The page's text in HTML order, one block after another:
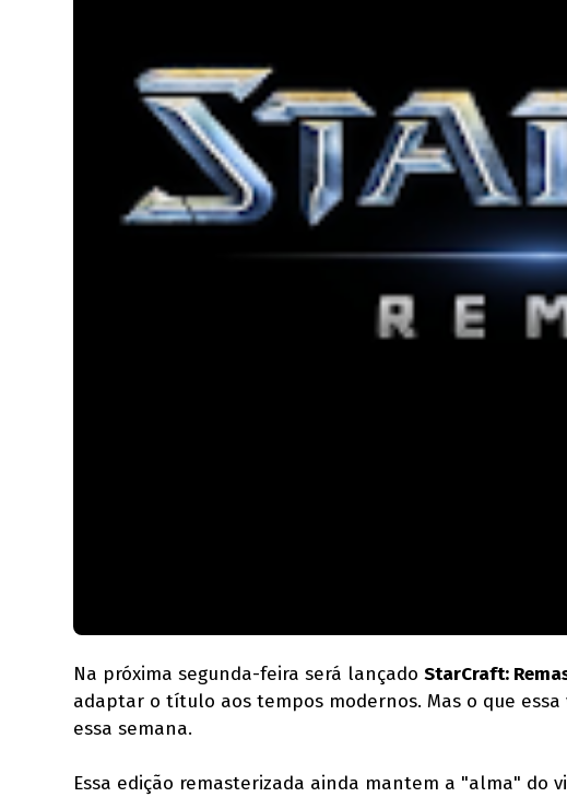
Na próxima segunda-feira será lançadoStarCraft:
adaptar o título aos tempos modernos. Mas o que
essa semana.
Essa edição remasterizada ainda mantem a "alma" do